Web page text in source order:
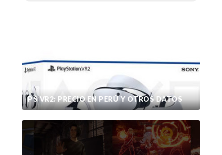
PS VR2: PRECIO EN PERÚ Y OTROS DATOS